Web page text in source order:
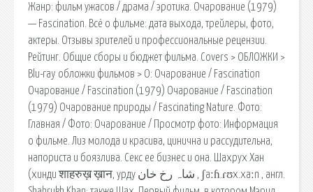
Жанр: фильм ужасов / драма / эротика. Очарование (1979)
— Fascination. Всё о фильме: дата выхода, трейлеры, фото,
актеры. Отзывы зрителей и профессиональные рецензии.
Рейтинг. Общие сборы и бюджет фильма. Covers > ОБЛОЖКИ >
Blu-ray обложки фильмов > О: Очарование / Fascination
Очарование / Fascination (1979) Очарование / Fascination
(1979) Очарование природы / Fascinating Nature. Фото:
Главная / Фото: Очарование / Просмотр фото: Информация
о фильме. Лиз молода и красива, цинична и рассудительна,
напориста и боязлива. Секс ее бизнес и она. Шахрух Хан
(хинди शाहरुख़ ख़ान, урду شاہ رخ خان ‎, ʃaːɦ.ɾʊx.xaːn , англ.